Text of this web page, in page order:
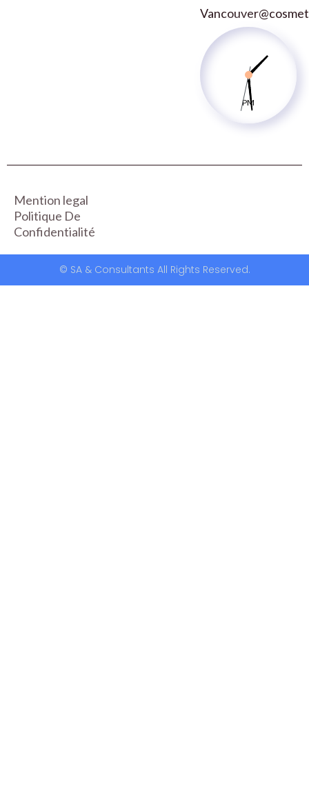
PM
Mention legal
Politique De
Confidentialité
© SA & Consultants All Rights Reserved.